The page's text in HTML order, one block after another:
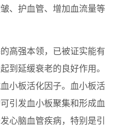
、护血管、增加血流量等
高强本领，已被证实能有
到延缓衰老的良好作用。
小板活化因子。血小板活
引发血小板聚集和形成血
心脑血管疾病，特别是引